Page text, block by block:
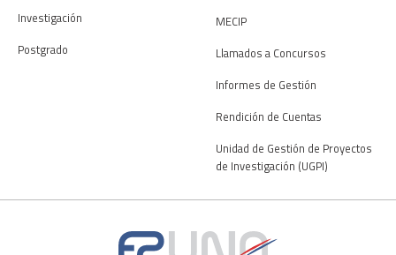
Investigación
Postgrado
MECIP
Llamados a Concursos
Informes de Gestión
Rendición de Cuentas
Unidad de Gestión de Proyectos
de Investigación (UGPI)